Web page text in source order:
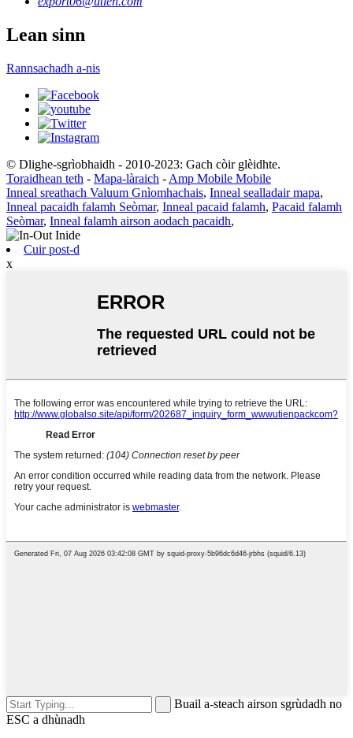
Lean sinn
Rannsachadh a-nis
© Dlighe-sgrìobhaidh - 2010-2023: Gach còir glèidhte.
Toraidhean teth - Mapa-làraich - Amp Mobile Mobile
Inneal sreathach Valuum Gnìomhachais, Inneal sealladair mapa,
Inneal pacaidh falamh Seòmar, Inneal pacaid falamh, Pacaid falamh
Seòmar, Inneal falamh airson aodach pacaidh,
Cuir post-d
x
Buail a-steach airson sgrùdadh no
ESC a dhùnadh